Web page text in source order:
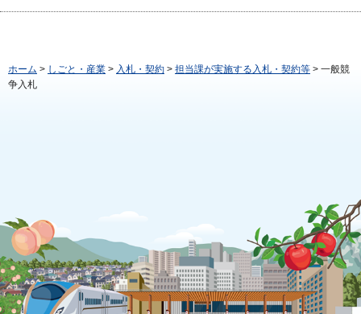
ホーム > しごと・産業 > 入札・契約 > 担当課が実施する入札・契約等 > 一般競
争入札